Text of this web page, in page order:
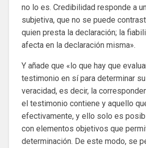
no lo es. Credibilidad responde a
subjetiva, que no se puede
quien presta la declaración; la
afecta en la declaración misma».
Y añade que «lo que hay que
testimonio en sí para determinar
veracidad, es decir, la
el testimonio contiene y aquello
efectivamente, y ello solo es
con elementos objetivos que
determinación. De este modo, se